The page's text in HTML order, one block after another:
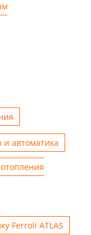
автоматика
Ferroli ATLAS